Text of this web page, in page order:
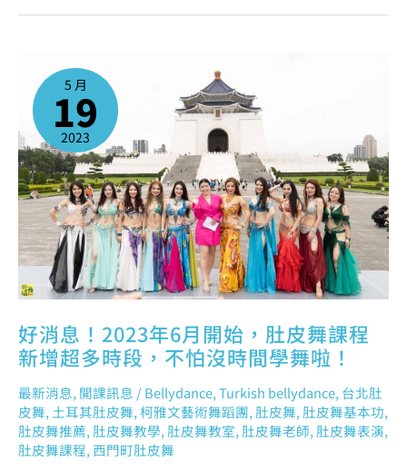
5 月
19
2023
好消息！2023年6月開始，肚皮舞課程
新增超多時段，不怕沒時間學舞啦！
最新消息, 開課訊息 /Bellydance,Turkish bellydance, 台北肚
皮舞, 土耳其肚皮舞,柯雅文藝術舞蹈團, 肚皮舞, 肚皮舞基本功,
肚皮舞推薦, 肚皮舞教學, 肚皮舞教室, 肚皮舞老師, 肚皮舞表演,
肚皮舞課程, 西門町肚皮舞
息！
2023
6
月
開
始，
皮
舞
課
程
新
增
超
多
時
段，
不
怕
沒
時
間
學
舞
啦！